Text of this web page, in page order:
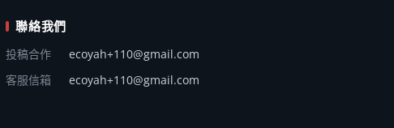
聯絡我們
投稿合作
ecoyah+110@gmail.com
客服信箱
ecoyah+110@gmail.com